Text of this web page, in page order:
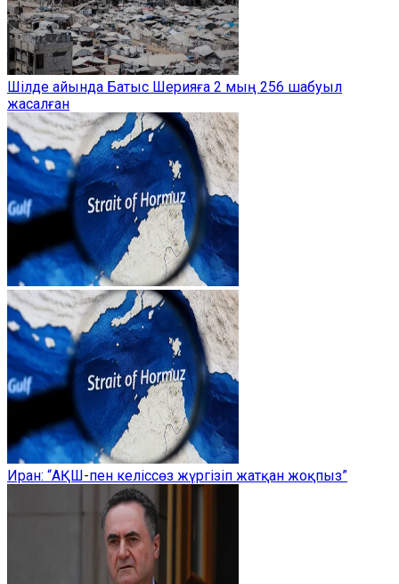
Шілде айында Батыс Шерияға 2 мың 256 шабуыл
жасалған
Иран: “АҚШ-пен келіссөз жүргізіп жатқан жоқпыз”